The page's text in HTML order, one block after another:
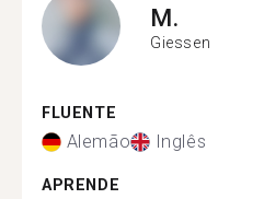
M.
Giessen
FLUENTE
Alemão Inglês
APRENDE